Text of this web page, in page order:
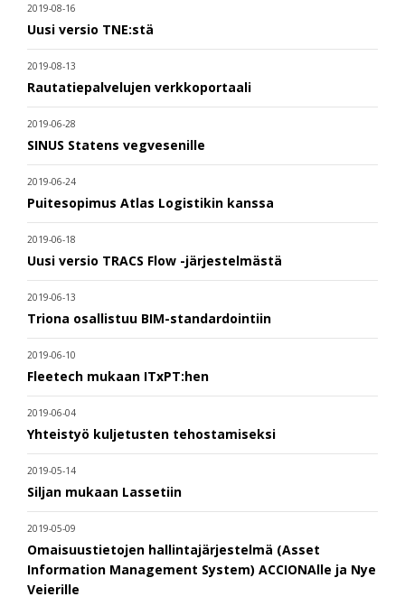
2019-08-16
Uusi versio TNE:stä
2019-08-13
Rautatiepalvelujen verkkoportaali
2019-06-28
SINUS Statens vegvesenille
2019-06-24
Puitesopimus Atlas Logistikin kanssa
2019-06-18
Uusi versio TRACS Flow -järjestelmästä
2019-06-13
Triona osallistuu BIM-standardointiin
2019-06-10
Fleetech mukaan ITxPT:hen
2019-06-04
Yhteistyö kuljetusten tehostamiseksi
2019-05-14
Siljan mukaan Lassetiin
2019-05-09
Omaisuustietojen hallintajärjestelmä (Asset
Information Management System) ACCIONAlle ja Nye
Veierille